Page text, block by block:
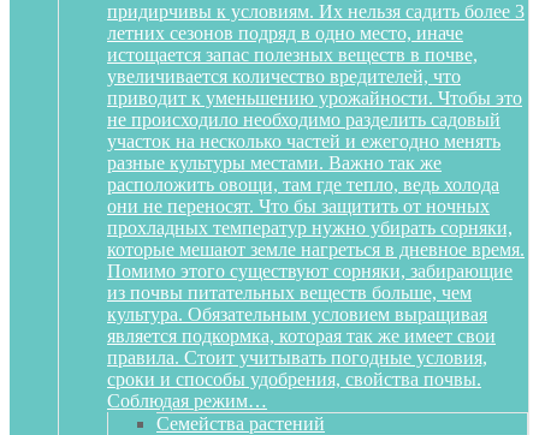
придирчивы к условиям. Их нельзя садить более 3
летних сезонов подряд в одно место, иначе
истощается запас полезных веществ в почве,
увеличивается количество вредителей, что
приводит к уменьшению урожайности. Чтобы это
не происходило необходимо разделить садовый
участок на несколько частей и ежегодно менять
разные культуры местами. Важно так же
расположить овощи, там где тепло, ведь холода
они не переносят. Что бы защитить от ночных
прохладных температур нужно убирать сорняки,
которые мешают земле нагреться в дневное время.
Помимо этого существуют сорняки, забирающие
из почвы питательных веществ больше, чем
культура. Обязательным условием выращивая
является подкормка, которая так же имеет свои
правила. Стоит учитывать погодные условия,
сроки и способы удобрения, свойства почвы.
Соблюдая режим…
Семейства растений